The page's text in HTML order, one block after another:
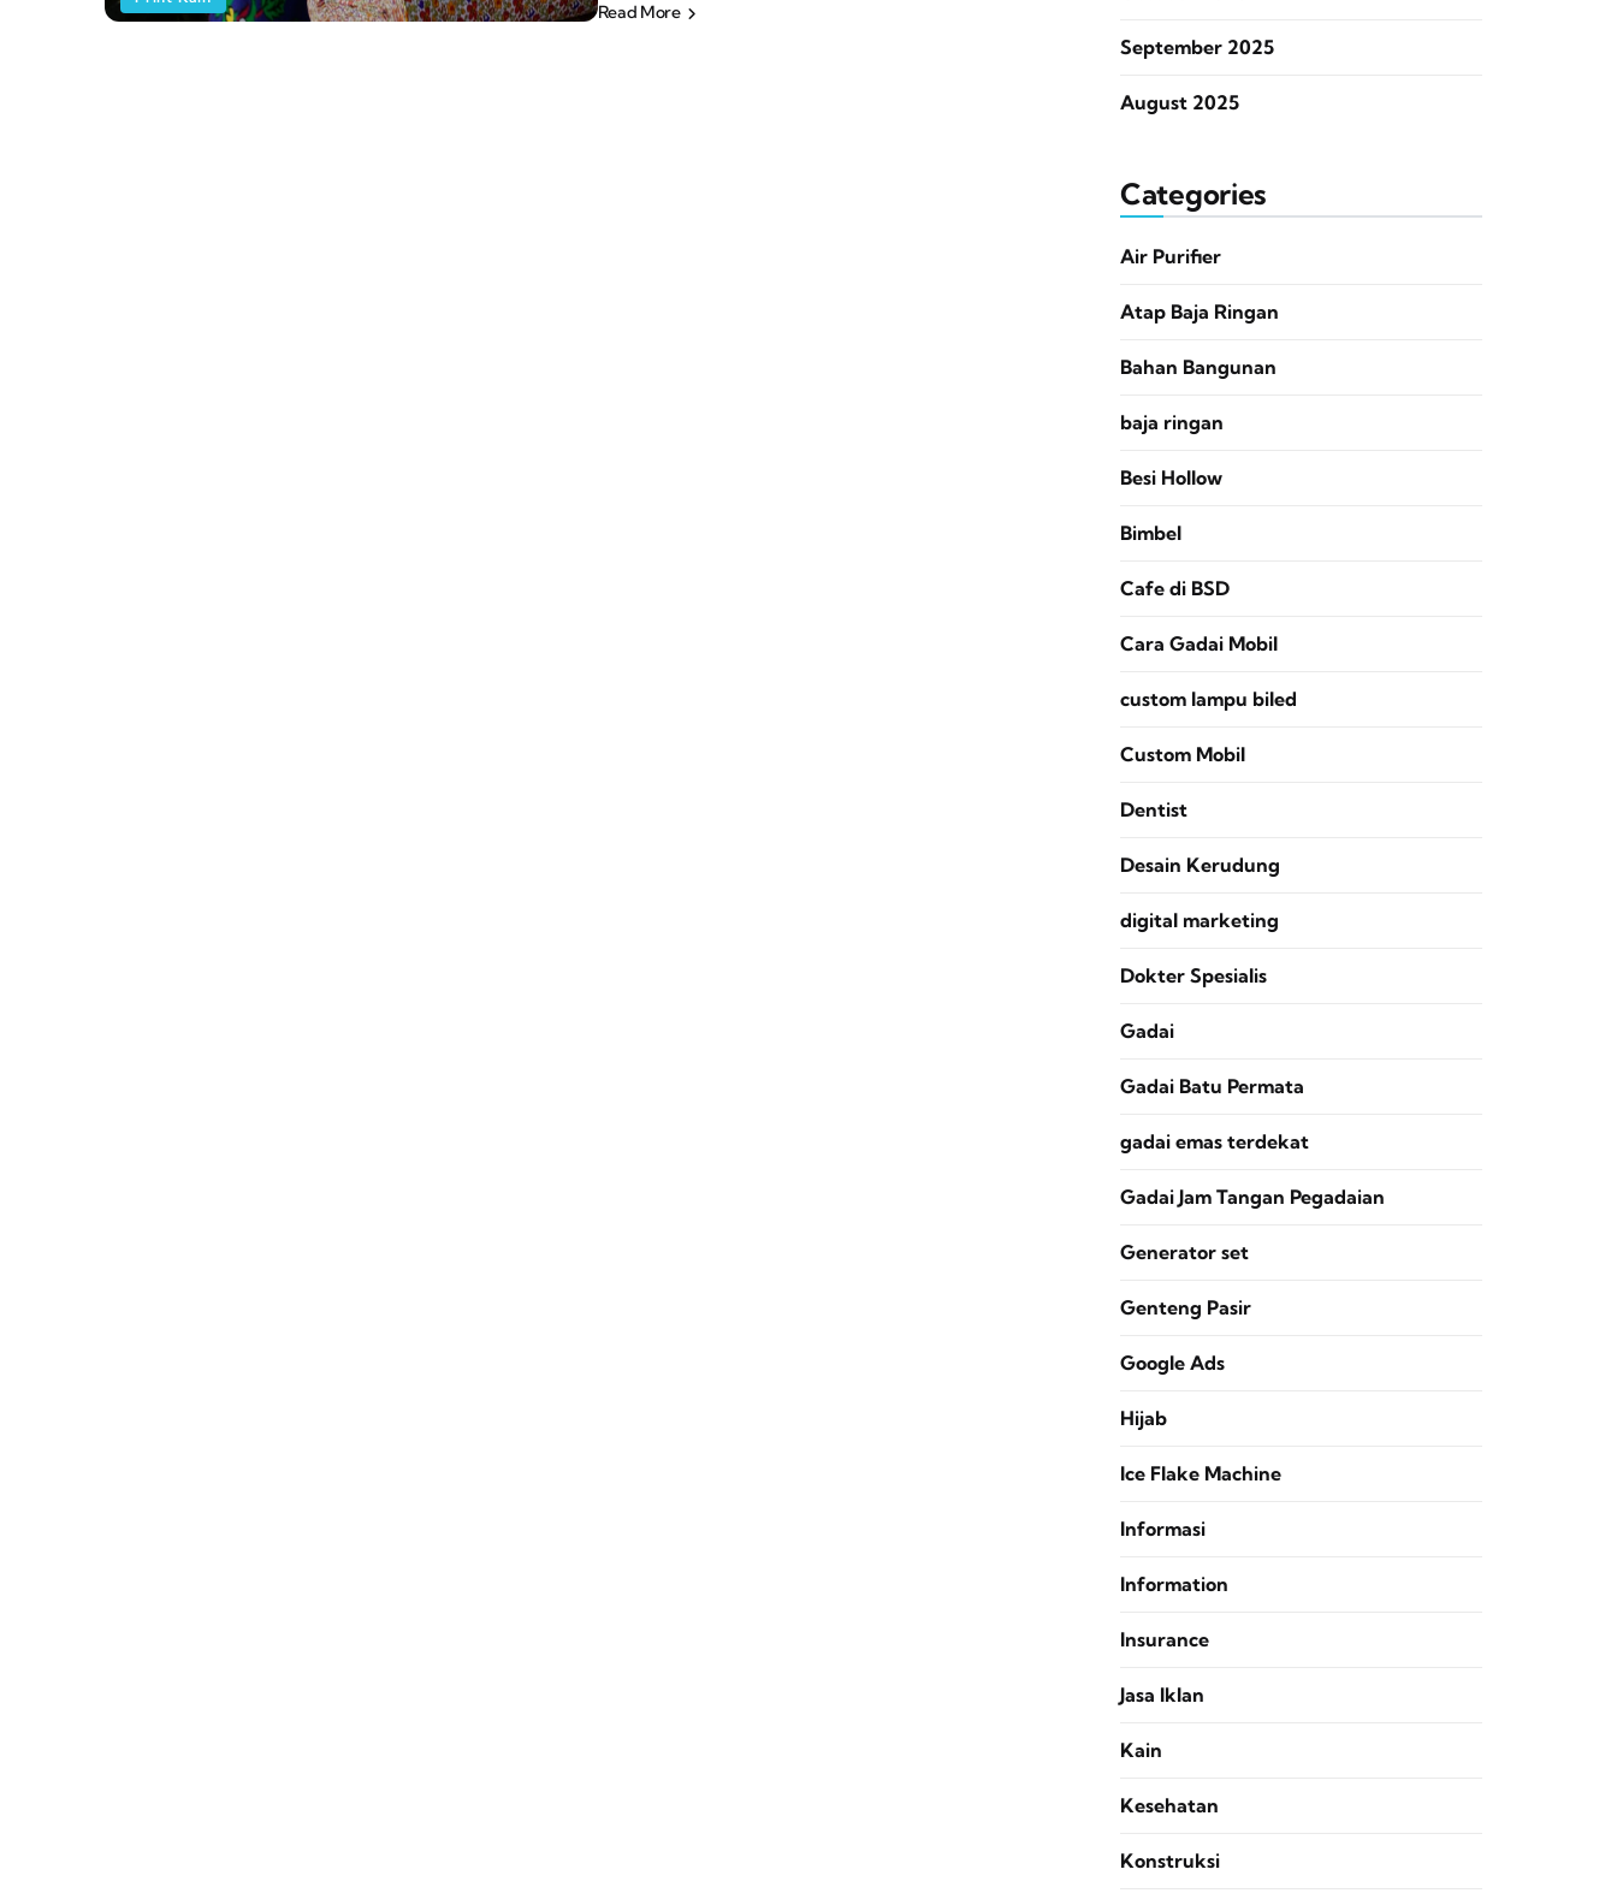
Read More
September 2025
August 2025
Categories
Air Purifier
Atap Baja Ringan
Bahan Bangunan
baja ringan
Besi Hollow
Bimbel
Cafe di BSD
Cara Gadai Mobil
custom lampu biled
Custom Mobil
Dentist
Desain Kerudung
digital marketing
Dokter Spesialis
Gadai
Gadai Batu Permata
gadai emas terdekat
Gadai Jam Tangan Pegadaian
Generator set
Genteng Pasir
Google Ads
Hijab
Ice Flake Machine
Informasi
Information
Insurance
Jasa Iklan
Kain
Kesehatan
Konstruksi